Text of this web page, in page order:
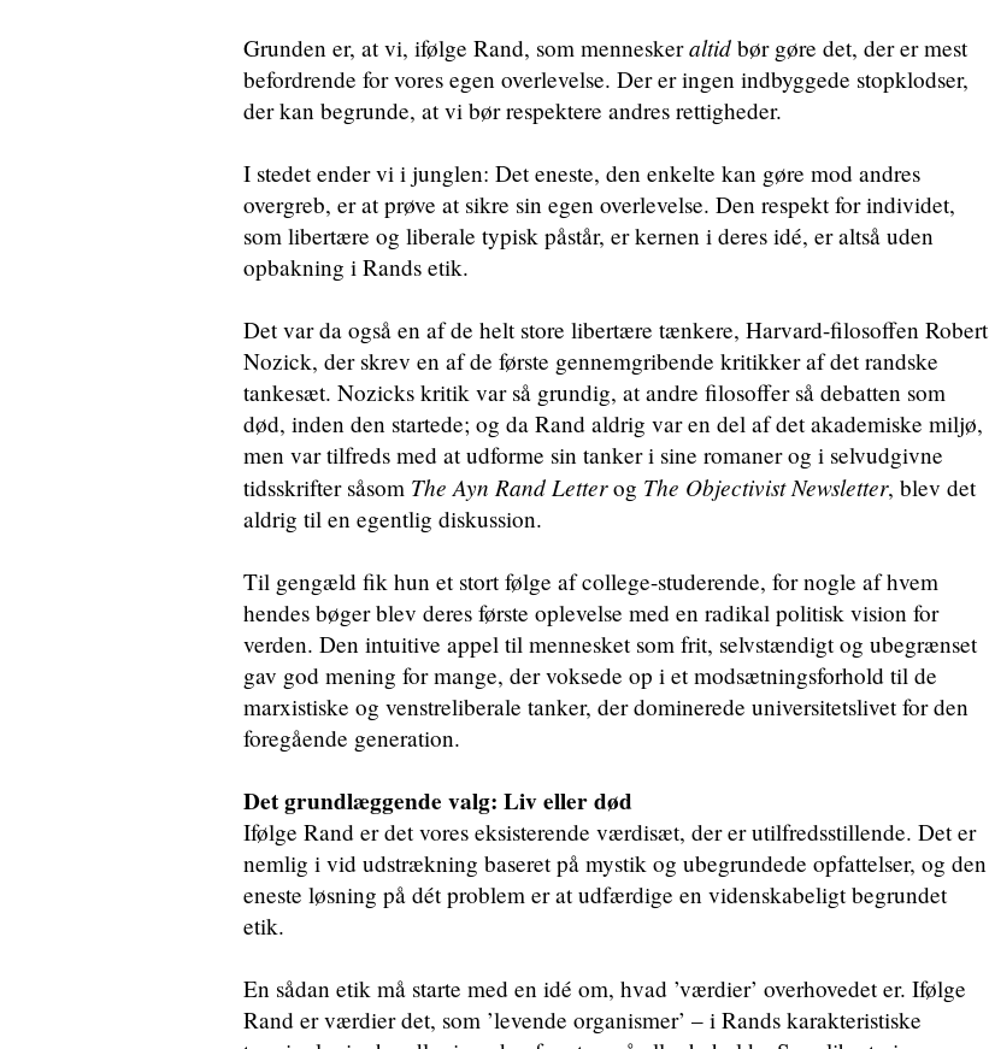
Grunden er, at vi, ifølge Rand, som menneskeraltid bør gøre det, der er mest
befordrende for vores egen overlevelse. Der er ingen indbyggede stopklodser,
der kan begrunde, at vi bør respektere andres rettigheder.
I stedet ender vi i junglen: Det eneste, den enkelte kan gøre mod andres
overgreb, er at prøve at sikre sin egen overlevelse. Den respekt for individet,
som libertære og liberale typisk påstår, er kernen i deres idé, er altså uden
opbakning i Rands etik.
Det var da også en af de helt store libertære tænkere, Harvard-filosoffen Robert
Nozick, der skrev en af de første gennemgribende kritikker af det randske
tankesæt. Nozicks kritik var så grundig, at andre filosoffer så debatten som
død, inden den startede; og da Rand aldrig var en del af det akademiske miljø,
men var tilfreds med at udforme sin tanker i sine romaner og i selvudgivne
tidsskrifter såsom The Ayn Rand Letterog The Objectivist Newsletter, blev det
aldrig til en egentlig diskussion.
Til gengæld fik hun et stort følge af college-studerende, for nogle af hvem
hendes bøger blev deres første oplevelse med en radikal politisk vision for
verden. Den intuitive appel til mennesket som frit, selvstændigt og ubegrænset
gav god mening for mange, der voksede op i et modsætningsforhold til de
marxistiske og venstreliberale tanker, der dominerede universitetslivet for den
foregående generation.
Det grundlæggende valg: Liv eller død
Ifølge Rand er det vores eksisterende værdisæt, der er utilfredsstillende. Det er
nemlig i vid udstrækning baseret på mystik og ubegrundede opfattelser, og den
eneste løsning på dét problem er at udfærdige en videnskabeligt begrundet
etik.
En sådan etik må starte med en idé om, hvad ’værdier’ overhovedet er. Ifølge
Rand er værdier det, som ’levende organismer’ – i Rands karakteristiske